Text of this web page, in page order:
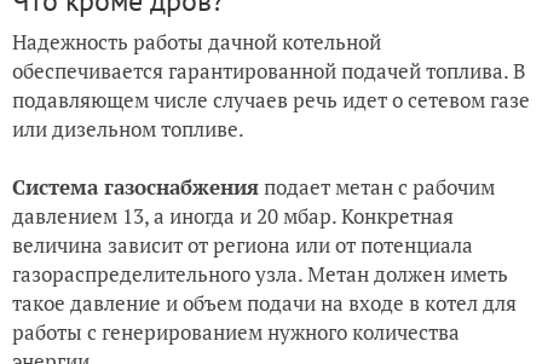
Надежность работы дачной котельной
обеспечивается гарантированной подачей топлива. В
подавляющем числе случаев речь идет о сетевом газе
или дизельном топливе.
Система газоснабженияподает метан с рабочим
давлением 13, а иногда и 20 мбар. Конкретная
величина зависит от региона или от потенциала
газораспределительного узла. Метан должен иметь
такое давление и объем подачи на входе в котел для
работы с генерированием нужного количества